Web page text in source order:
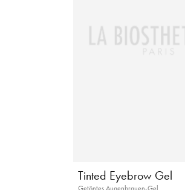
Tinted Eyebrow Gel
Getöntes Augenbrauen-Gel